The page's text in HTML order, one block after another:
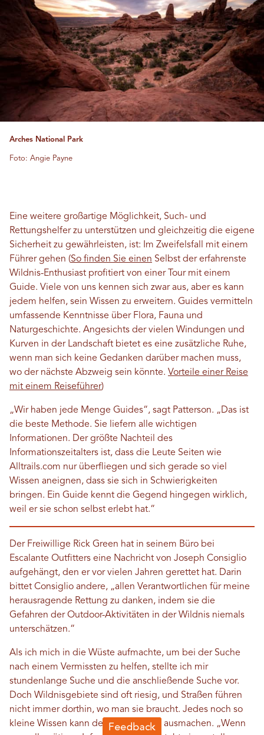
Arches National Park
Foto: Angie Payne
Eine weitere großartige Möglichkeit, Such- und
Rettungshelfer zu unterstützen und gleichzeitig die eigene
Sicherheit zu gewährleisten, ist: Im Zweifelsfall mit einem
Führer gehen (So finden Sie einen Selbst der erfahrenste
Wildnis-Enthusiast profitiert von einer Tour mit einem
Guide. Viele von uns kennen sich zwar aus, aber es kann
jedem helfen, sein Wissen zu erweitern. Guides vermitteln
umfassende Kenntnisse über Flora, Fauna und
Naturgeschichte. Angesichts der vielen Windungen und
Kurven in der Landschaft bietet es eine zusätzliche Ruhe,
wenn man sich keine Gedanken darüber machen muss,
wo der nächste Abzweig sein könnte. Vorteile einer Reise
mit einem Reiseführer)
„Wir haben jede Menge Guides“, sagt Patterson. „Das ist
die beste Methode. Sie liefern alle wichtigen
Informationen. Der größte Nachteil des
Informationszeitalters ist, dass die Leute Seiten wie
Alltrails.com nur überfliegen und sich gerade so viel
Wissen aneignen, dass sie sich in Schwierigkeiten
bringen. Ein Guide kennt die Gegend hingegen wirklich,
weil er sie schon selbst erlebt hat.“
Der Freiwillige Rick Green hat in seinem Büro bei
Escalante Outfitters eine Nachricht von Joseph Consiglio
aufgehängt, den er vor vielen Jahren gerettet hat. Darin
bittet Consiglio andere, „allen Verantwortlichen für meine
herausragende Rettung zu danken, indem sie die
Gefahren der Outdoor-Aktivitäten in der Wildnis niemals
unterschätzen.“
Als ich mich in die Wüste aufmachte, um bei der Suche
nach einem Vermissten zu helfen, stellte ich mir
stundenlange Suche und die anschließende Suche vor.
Doch Wildnisgebiete sind oft riesig, und Straßen führen
nicht immer dorthin, wo man sie braucht. Jedes noch so
kleine Wissen kann den Unterschied ausmachen. „Wenn